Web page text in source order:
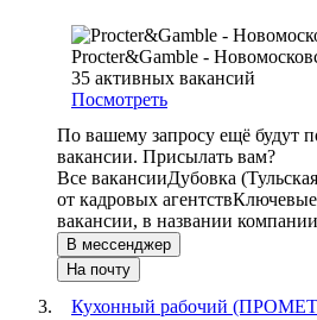
Procter&Gamble -
35 активных вакансий
Посмотреть
По вашему запросу ещё будут
вакансии. Присылать вам?
Все вакансииДубовка
от кадровых агентствКлючевые
вакансии, в названии
В мессенджер
На почту
Кухонный рабочий